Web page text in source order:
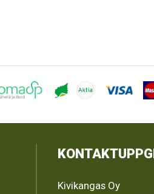
Kivikangas Oy